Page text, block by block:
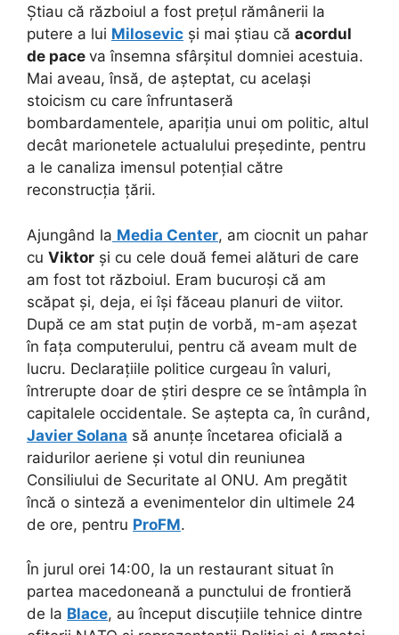
Știau că războiul a fost prețul rămânerii la
putere a lui Milosevic și mai știau că acordul
de pace va însemna sfârșitul domniei acestuia.
Mai aveau, însă, de așteptat, cu același
stoicism cu care înfruntaseră
bombardamentele, apariția unui om politic, altul
decât marionetele actualului președinte, pentru
a le canaliza imensul potențial către
reconstrucția țării.
Ajungând la Media Center, am ciocnit un pahar
cu Viktor și cu cele două femei alături de care
am fost tot războiul. Eram bucuroși că am
scăpat și, deja, ei își făceau planuri de viitor.
După ce am stat puțin de vorbă, m-am așezat
în fața computerului, pentru că aveam mult de
lucru. Declarațiile politice curgeau în valuri,
întrerupte doar de știri despre ce se întâmpla în
capitalele occidentale. Se aștepta ca, în curând,
Javier Solana să anunțe încetarea oficială a
raidurilor aeriene și votul din reuniunea
Consiliului de Securitate al ONU. Am pregătit
încă o sinteză a evenimentelor din ultimele 24
de ore, pentru ProFM.
În jurul orei 14:00, la un restaurant situat în
partea macedoneană a punctului de frontieră
de la Blace, au început discuțiile tehnice dintre